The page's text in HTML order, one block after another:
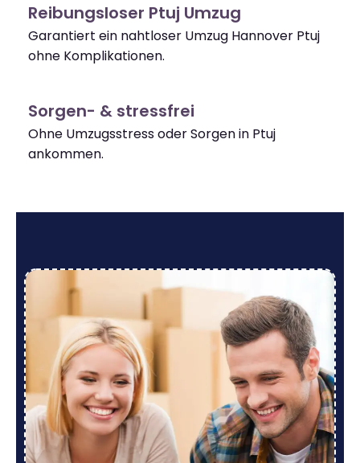
Reibungsloser Ptuj Umzug
Garantiert ein nahtloser Umzug Hannover Ptuj
ohne Komplikationen.
Sorgen- & stressfrei
Ohne Umzugsstress oder Sorgen in Ptuj
ankommen.